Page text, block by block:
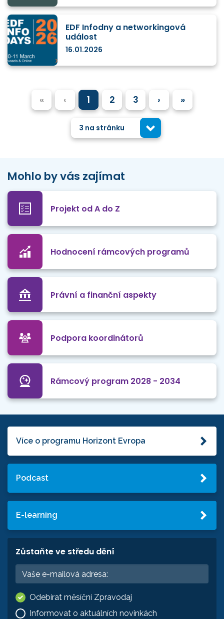
EDF Infodny a networkingová
událost
16.01.2026
« ‹ 1 2 3 › »
3 na stránku
Mohlo by vás zajímat
Projekt od A do Z
Hodnocení rámcových programů
Právní a finanční aspekty
Podpora koordinátorů
Rámcový program 2028 - 2034
Více o programu Horizont Evropa
Podcast
E-learning
Zůstaňte ve středu dění
Odebírat měsíční Zpravodaj
Informovat o aktuálních novinkách